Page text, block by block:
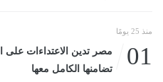
منذ 25 يومًا
01
مصر تدين الاعتداءات على
تضامنها الكامل معها